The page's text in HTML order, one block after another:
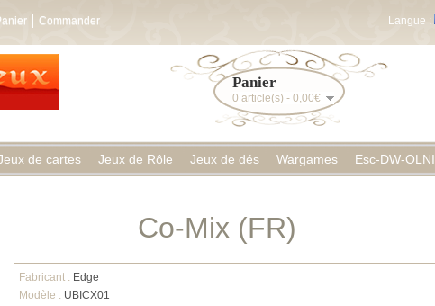
Langue :
Panier
0 article(s) - 0,00€
Commander
de cartes Jeux de Rôle Jeux de dés Wargames Esc-DW-OLNI
Co-Mix (FR)
Fabricant : Edge
Modèle : UBICX01